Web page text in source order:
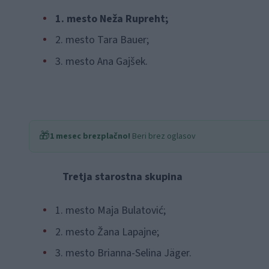
1. mesto Neža Rupreht;
2. mesto Tara Bauer;
3. mesto Ana Gajšek.
🎁1 mesec brezplačno! Beri brez oglasov
Tretja starostna skupina
1. mesto Maja Bulatović;
2. mesto Žana Lapajne;
3. mesto Brianna-Selina Jäger.